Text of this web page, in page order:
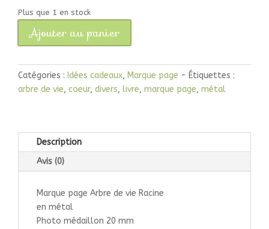
Plus que 1 en stock
quantité
Marque
page
Arbre
Racine
Ajouter au panier
Catégories : Idées cadeaux, Marque page
Étiquettes :
arbre de vie, coeur, divers, livre, marque page, métal
Description
Avis (0)
Marque page Arbre de vie Racine
en métal
Photo médaillon 20 mm